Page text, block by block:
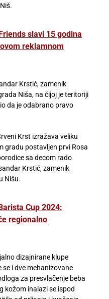
slavi 15 godina
reklamnom
Krstić, zamenik
Niša, na čijoj je teritoriji
da je odabrano pravo
Krst izražava veliku
gradu postavljen prvi Rosa
sa decom rado
Krstić, zamenik
Nišu.
Cup 2024:
regionalno
dizajnirane klupe
se i dve mehanizovane
za presvlačenje beba
kožom inalazi se ispod